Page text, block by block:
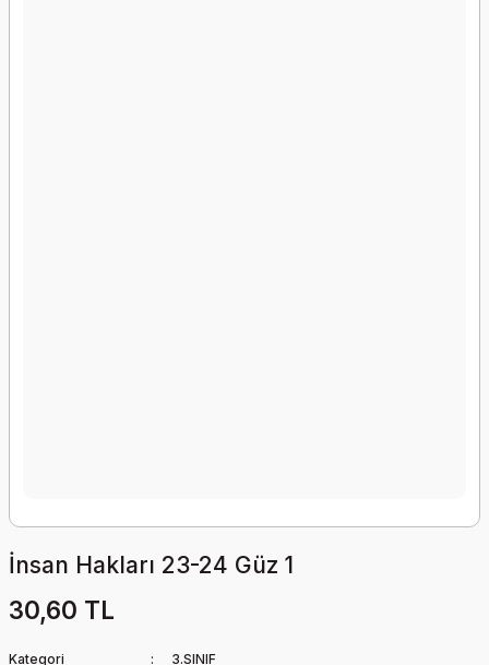
İnsan Hakları 23-24 Güz 1
30,60 TL
Kategori
3.SINIF